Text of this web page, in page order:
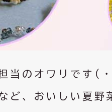
当のオワリです(
ど、おいしい夏